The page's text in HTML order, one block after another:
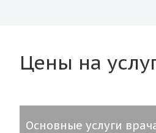
Цены на
Основные услуги